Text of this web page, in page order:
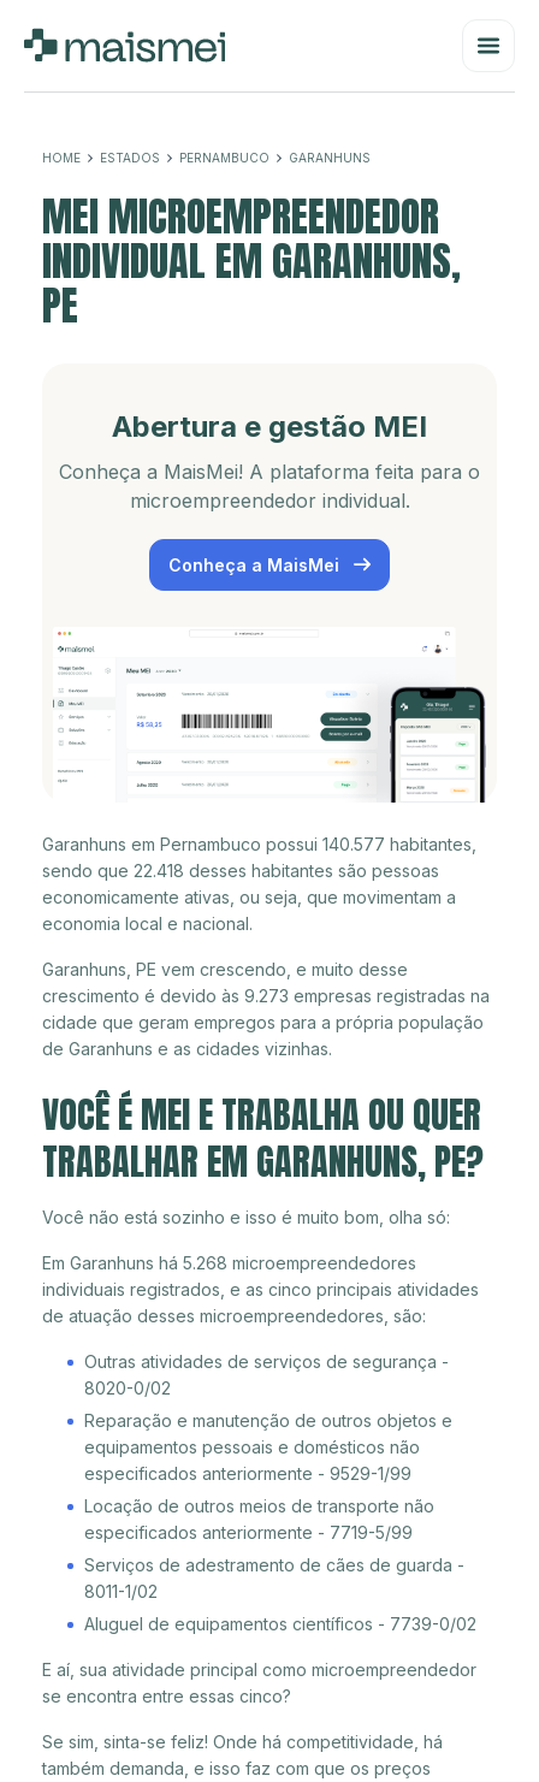
HOME ESTADOS PERNAMBUCO GARANHUNS
MEI MICROEMPREENDEDOR
INDIVIDUAL EM GARANHUNS,
PE
Abertura e gestão MEI
Conheça a MaisMei! A plataforma feita para o
microempreendedor individual.
Conheça a MaisMei
Garanhuns em Pernambuco possui 140.577 habitantes,
sendo que 22.418 desses habitantes são pessoas
economicamente ativas, ou seja, que movimentam a
economia local e nacional.
Garanhuns, PE vem crescendo, e muito desse
crescimento é devido às 9.273 empresas registradas na
cidade que geram empregos para a própria população
de Garanhuns e as cidades vizinhas.
VOCÊ É MEI E TRABALHA OU QUER
TRABALHAR EM GARANHUNS, PE?
Você não está sozinho e isso é muito bom, olha só:
Em Garanhuns há 5.268 microempreendedores
individuais registrados, e as cinco principais atividades
de atuação desses microempreendedores, são:
Outras atividades de serviços de segurança -
8020-0/02
Reparação e manutenção de outros objetos e
equipamentos pessoais e domésticos não
especificados anteriormente - 9529-1/99
Locação de outros meios de transporte não
especificados anteriormente - 7719-5/99
Serviços de adestramento de cães de guarda -
8011-1/02
Aluguel de equipamentos científicos - 7739-0/02
E aí, sua atividade principal como microempreendedor
se encontra entre essas cinco?
Se sim, sinta-se feliz! Onde há competitividade, há
também demanda, e isso faz com que os preços